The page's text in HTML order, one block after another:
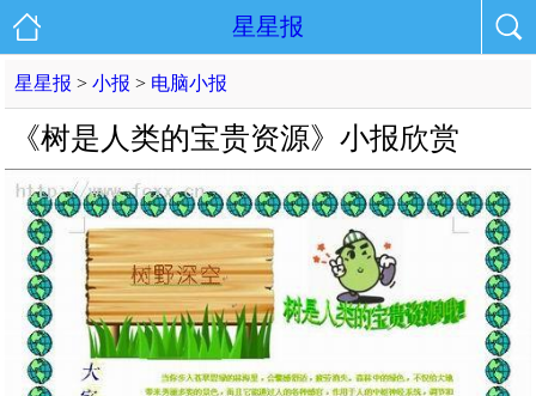
星星报
星星报 >小报 > 电脑小报
《树是人类的宝贵资源》小报欣赏